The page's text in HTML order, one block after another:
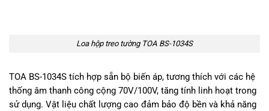
Loa hộp treo tường TOA BS-1034S
TOA BS-1034S tích hợp sẵn bộ biến áp, tương thích với các hệ
thống âm thanh công cộng 70V/100V, tăng tính linh hoạt trong
sử dụng. Vật liệu chất lượng cao đảm bảo độ bền và khả năng